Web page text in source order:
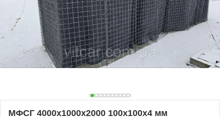
МФСГ 4000х1000х2000 100х100х4 мм